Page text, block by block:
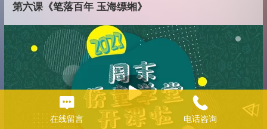
第六课《笔落百年 玉海缥缃》
在线留言 电话咨询